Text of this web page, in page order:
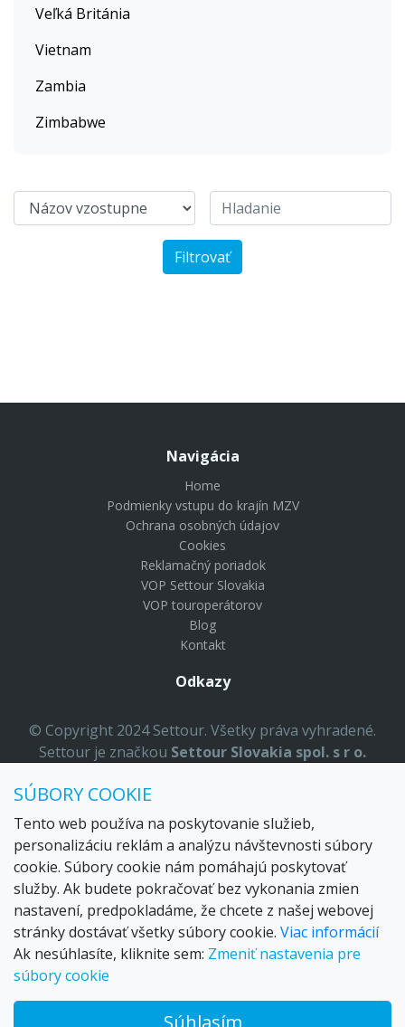
Veľká Británia
Vietnam
Zambia
Zimbabwe
Filtrovať
Navigácia
Home
Podmienky vstupu do krajín MZV
Ochrana osobných údajov
Cookies
Reklamačný poriadok
VOP Settour Slovakia
VOP touroperátorov
Blog
Kontakt
Odkazy
© Copyright 2024 Settour. Všetky práva vyhradené.
Settour je značkou Settour Slovakia spol. s r o.
Email:
Telefón: 02 529 279 17, 529 328 68-9
IČO : 36179825
ID-DPH:SK2020057314
OR SRBratislava I. odd.: Sro, vložka: 29873/V
SÚBORY COOKIE
Tento web používa na poskytovanie služieb,
personalizáciu reklám a analýzu návštevnosti súbory
cookie. Súbory cookie nám pomáhajú poskytovať
služby. Ak budete pokračovať bez vykonania zmien
nastavení, predpokladáme, že chcete z našej webovej
stránky dostávať všetky súbory cookie. Viac informácií
Ak nesúhlasíte, kliknite sem: Zmeniť nastavenia pre
súbory cookie
Súhlasím